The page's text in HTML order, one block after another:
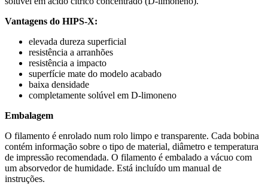
Vantagens do HIPS-X:
elevada dureza superficial
resistência a arranhões
resistência a impacto
superfície mate do modelo acabado
baixa densidade
completamente solúvel em D-limoneno
Embalagem
O filamento é enrolado num rolo limpo e transparente. Cada bobina
contém informação sobre o tipo de material, diâmetro e temperatura
de impressão recomendada. O filamento é embalado a vácuo com
um absorvedor de humidade. Está incluído um manual de
instruções.